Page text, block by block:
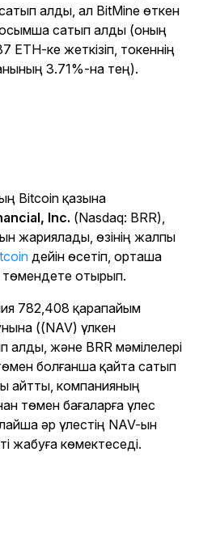
алды, ал BitMine өткен
сатып алды (оның
ке жеткізіп, токеннің
3.71%-на тең).
Bitcoin қазына
Inc. (Nasdaq: BRR),
жариялады, өзінің жалпы
дейін өсетіп, орташа
төмендете отырып.
782,408 қарапайым
((NAV) үлкен
алды, және BRR мәмілелері
болғанша қайта сатып
айтты, компанияның
төмен бағаларға үлес
әр үлестің NAV-ын
жабуға көмектеседі.